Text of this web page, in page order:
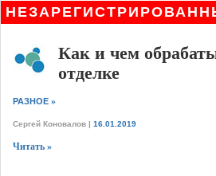
Как и чем
отделке
РАЗНОЕ»
Сергей Коновалов| 16.01.2019
Читать »